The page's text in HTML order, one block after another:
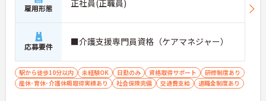
雇用形態 正社員(正職員)
応募要件 ■介護支援専門員資格（ケアマネジャー）
駅から徒歩10分以内 未経験OK 日勤のみ 資格取得サポート
研修制度あり
産休･育休･介護休暇取得実績あり
社会保険完備 交通費支給 退職金制度あり